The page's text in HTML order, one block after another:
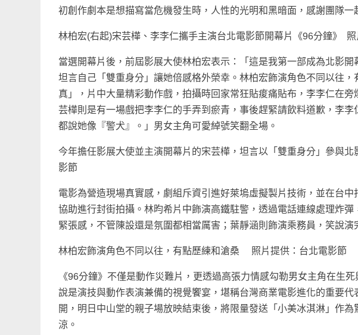
初創作劇本是想描寫當危機發生時，人性的光明和黑暗面，感謝團隊一
林柏宏(右起)宋芸樺、李李仁攜手主演台北電影節開幕片《96分鐘》
當選開幕片後，前屆影展大使林柏宏表示：「這是我第一部成為北影
坦言自己「雙重身分」讓她倍感格外榮幸。林柏宏飾演角色不同以往
真」，片中大量精彩動作戲，拍攝時回家常狂貼痠痛貼布，李李仁在
芸樺則是有一場戲把李李仁的手弄到瘀青，事後趕緊請飲料道歉，李
都說她像『警犬』。」男女主角可愛綽號笑翻全場。
今年擔任影展大使並主演開幕片的宋芸樺，坦言以「雙重身分」參與
影節
電影為營造現場真實感，劇組斥資引進好萊塢虛擬製片技術，並在台
協助進行封街拍攝。林昀希片中飾演高鐵駐警，透過電話連線處理炸
緊張感，不管陳設還是氛圍都相當厲害；葉靜涵則飾演乘務員，笑說
林柏宏飾演角色不同以往，有點歷練和滄桑 照片提供：台北電影節
《96分鐘》不僅是動作災難片，更透過高張力情感勾勒男女主角在生
說是演技與動作表演兼備的視覺饗宴，堪稱台灣商業電影進化的重要
開，明日中山堂的親子場放映結束後，將限量發送「小美冰淇淋」作
涼。